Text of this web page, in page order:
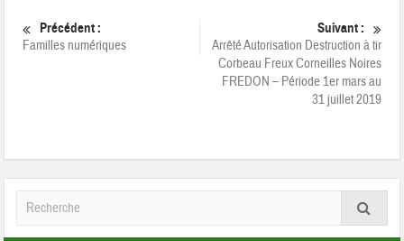
Précédent :
Familles numériques
Suivant :
Arrêté Autorisation Destruction à tir
Corbeau Freux Corneilles Noires
FREDON – Période 1er mars au
31 juillet 2019